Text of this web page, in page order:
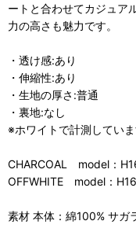
ートと合わせてカジュア
力の高さも魅力です。
・透け感:あり
・伸縮性:あり
・生地の厚さ:普通
・裏地:なし
※ホワイトで計測していま
CHARCOAL model：
OFFWHITE model：
素材 本体：綿100% サガ